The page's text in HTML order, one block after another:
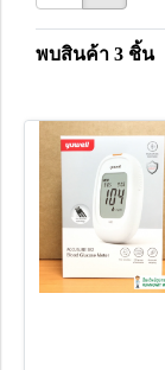
พบสินค้า 3 ชิ้น